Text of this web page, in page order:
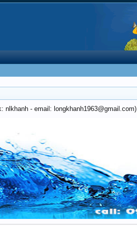
nlkhanh - email: longkhanh1963@gmail.com)